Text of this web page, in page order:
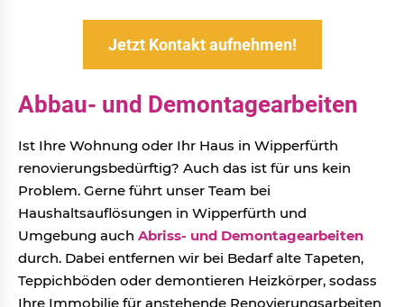
Jetzt Kontakt aufnehmen!
Abbau- und Demontagearbeiten
Ist Ihre Wohnung oder Ihr Haus in Wipperfürth
renovierungsbedürftig? Auch das ist für uns kein
Problem. Gerne führt unser Team bei
Haushaltsauflösungen in Wipperfürth und
Umgebung auch Abriss- und Demontagearbeiten
durch. Dabei entfernen wir bei Bedarf alte Tapeten,
Teppichböden oder demontieren Heizkörper, sodass
Ihre Immobilie für anstehende Renovierungsarbeiten